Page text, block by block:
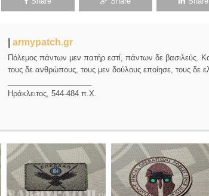
armypatch.gr
Πόλεμος πάντων μεν πατήρ εστί, πάντων δε βασιλεύς.
τους δε ανθρώπους, τους μεν δούλους εποίησε, τους δε
Ηράκλειτος, 544-484 π.Χ.